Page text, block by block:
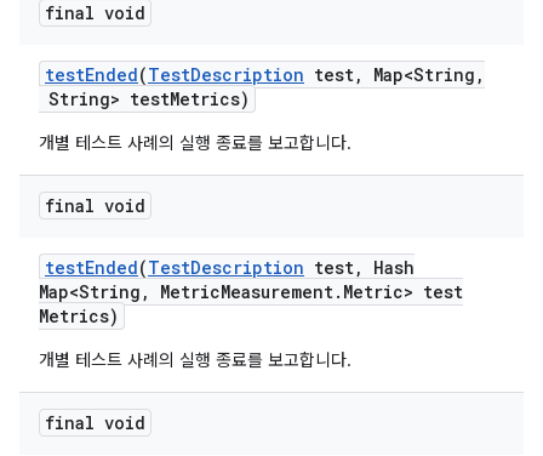
final void
testEnded(TestDescription test, Map<String ,
String> testMetrics)
개별 테스트 사례의 실행 종료를 보고합니다.
final void
testEnded(TestDescription test,
Hash
Map<String , MetricMeasurement. Metric> test
Metrics)
개별 테스트 사례의 실행 종료를 보고합니다.
final void